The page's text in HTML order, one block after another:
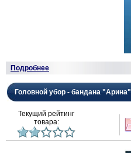
Подробнее
Головной убор - бандана "Арина"
Текущий рейтинг
товара: